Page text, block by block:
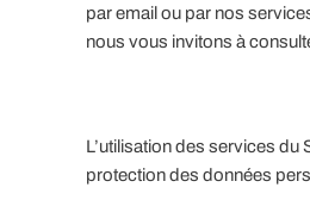
par email ou par nos
nous vous invitons à
L’utilisation des services du
protection des données